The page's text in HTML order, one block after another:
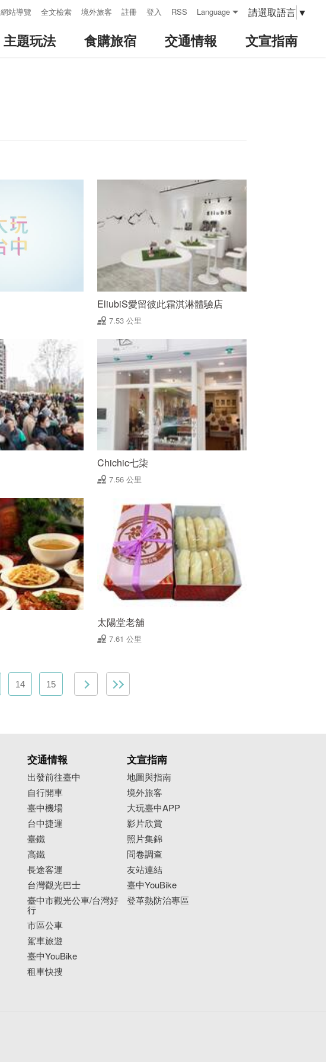
網站導覽 全文檢索 境外旅客 註冊 登入 RSS Language 請選取語言 ▼
主題玩法 食購旅宿 交通情報 文宣指南
EliubiS愛留彼此霜淇淋體驗店
7.53 公里
Chichic七柒
7.56 公里
太陽堂老舖
7.61 公里
14 15
交通情報
出發前往臺中
自行開車
臺中機場
台中捷運
臺鐵
高鐵
長途客運
台灣觀光巴士
臺中市觀光公車/台灣好
行
市區公車
駕車旅遊
臺中YouBike
租車快搜
文宣指南
地圖與指南
境外旅客
大玩臺中APP
影片欣賞
照片集錦
問卷調查
友站連結
臺中YouBike
登革熱防治專區